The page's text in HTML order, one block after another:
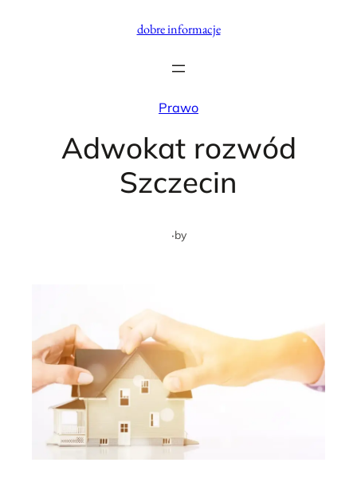
dobre informacje
Prawo
Adwokat rozwód
Szczecin
·by